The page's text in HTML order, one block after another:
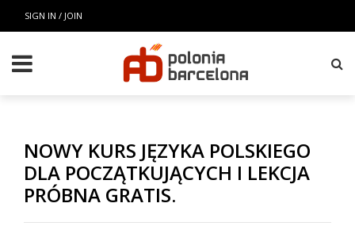
SIGN IN / JOIN
NOWY KURS JĘZYKA POLSKIEGO
DLA POCZĄTKUJĄCYCH I LEKCJA
PRÓBNA GRATIS.